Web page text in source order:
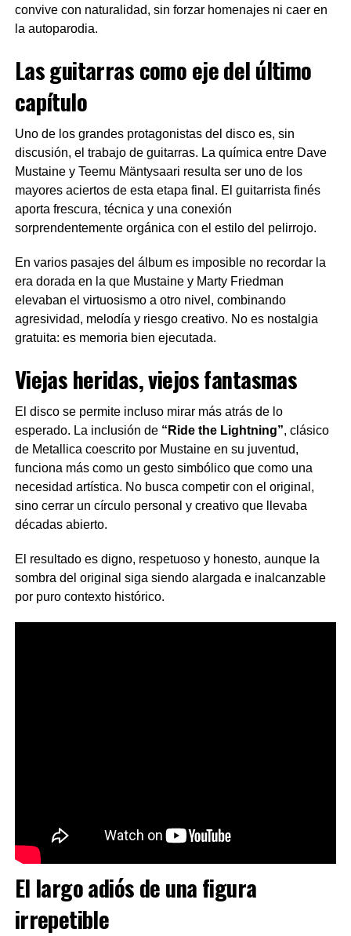
convive con naturalidad, sin forzar homenajes ni caer en
la autoparodia.
Las guitarras como eje del último
capítulo
Uno de los grandes protagonistas del disco es, sin
discusión, el trabajo de guitarras. La química entre Dave
Mustaine y Teemu Mäntysaari resulta ser uno de los
mayores aciertos de esta etapa final. El guitarrista finés
aporta frescura, técnica y una conexión
sorprendentemente orgánica con el estilo del pelirrojo.
En varios pasajes del álbum es imposible no recordar la
era dorada en la que Mustaine y Marty Friedman
elevaban el virtuosismo a otro nivel, combinando
agresividad, melodía y riesgo creativo. No es nostalgia
gratuita: es memoria bien ejecutada.
Viejas heridas, viejos fantasmas
El disco se permite incluso mirar más atrás de lo
esperado. La inclusión de “Ride the Lightning”, clásico
de Metallica coescrito por Mustaine en su juventud,
funciona más como un gesto simbólico que como una
necesidad artística. No busca competir con el original,
sino cerrar un círculo personal y creativo que llevaba
décadas abierto.
El resultado es digno, respetuoso y honesto, aunque la
sombra del original siga siendo alargada e inalcanzable
por puro contexto histórico.
El largo adiós de una figura
irrepetible